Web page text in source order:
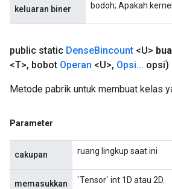
keluaran biner bodoh; Apakah
public static DenseBincount <U>
<T>, bobot Operan <U>, Opsi... opsi)
Metode pabrik untuk membuat kelas
Parameter
cakupan ruang lingkup saat ini
memasukkan `Tensor` int 1D atau 2D.